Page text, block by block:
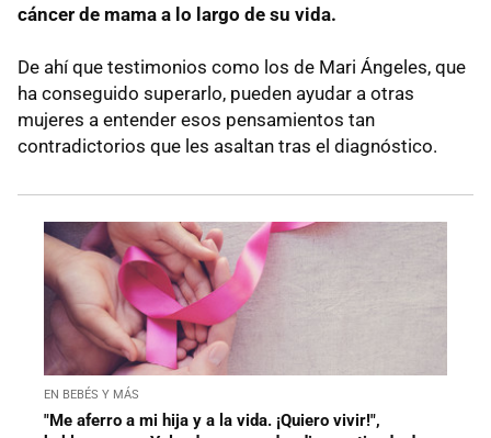
cáncer de mama a lo largo de su vida.
De ahí que testimonios como los de Mari Ángeles, que
ha conseguido superarlo, pueden ayudar a otras
mujeres a entender esos pensamientos tan
contradictorios que les asaltan tras el diagnóstico.
EN BEBÉS Y MÁS
"Me aferro a mi hija y a la vida. ¡Quiero vivir!",